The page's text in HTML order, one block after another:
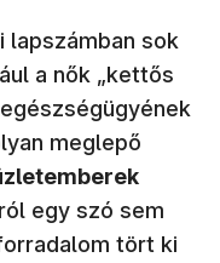
lapszámban sok
a nők „kettős
meglepő
egy szó sem
tört ki